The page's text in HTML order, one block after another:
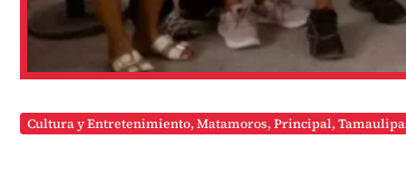
Cultura y Entretenimiento,Matamoros,Principal,